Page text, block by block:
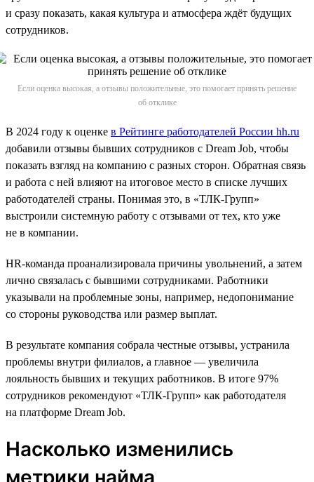
и сразу показать, какая культура и атмосфера ждёт будущих
сотрудников.
Если оценка высокая, а отзывы положительные, это помогает принять решение
об отклике
В 2024 году к оценке в Рейтинге работодателей России hh.ru
добавили отзывы бывших сотрудников с Dream Job, чтобы
показать взгляд на компанию с разных сторон. Обратная связь
и работа с ней влияют на итоговое место в списке лучших
работодателей страны. Понимая это, в «ТЛК-Групп»
выстроили системную работу с отзывами от тех, кто уже
не в компании.
HR-команда проанализировала причины увольнений, а затем
лично связалась с бывшими сотрудниками. Работники
указывали на проблемные зоны, например, недопонимание
со стороны руководства или размер выплат.
В результате компания собрала честные отзывы, устранила
проблемы внутри филиалов, а главное — увеличила
лояльность бывших и текущих работников. В итоге 97%
сотрудников рекомендуют «ТЛК-Групп» как работодателя
на платформе Dream Job.
Насколько изменились
метрики найма